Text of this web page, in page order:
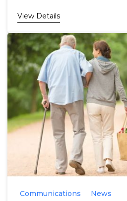
View Details
Communications News